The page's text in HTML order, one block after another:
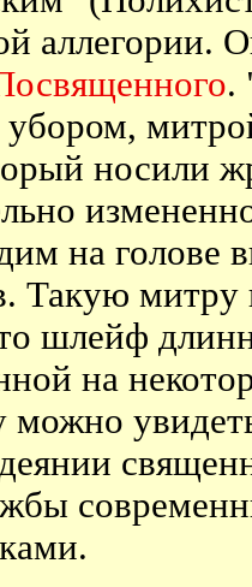
аллегории.
.
носили
на голове
Такую
шлейф
на
можно